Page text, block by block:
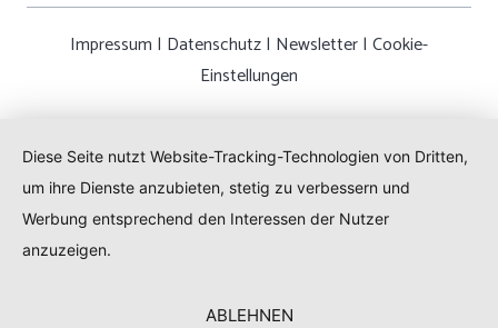
Impressum | Datenschutz| Newsletter| Cookie-
Einstellungen
Diese Seite nutzt Website-Tracking-Technologien von Dritten,
um ihre Dienste anzubieten, stetig zu verbessern und
Werbung entsprechend den Interessen der Nutzer
anzuzeigen.
ABLEHNEN